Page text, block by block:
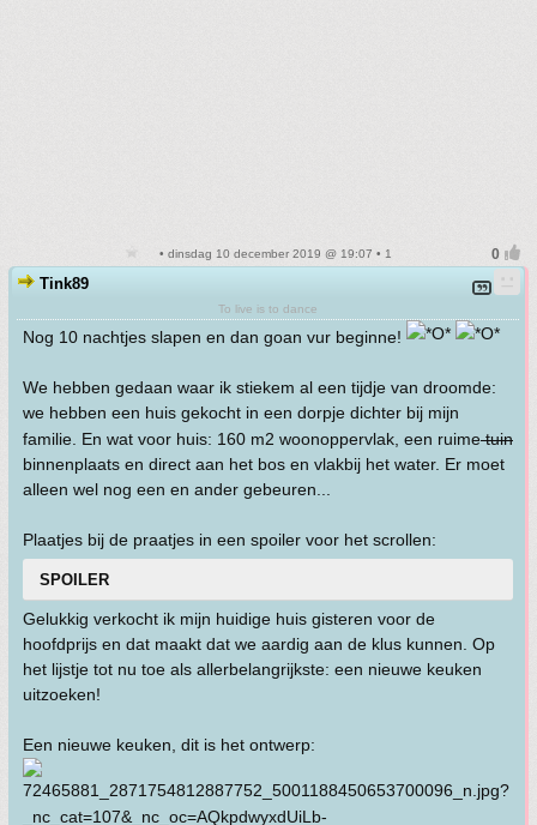
• dinsdag 10 december 2019 @ 19:07 • 1
Tink89
To live is to dance
Nog 10 nachtjes slapen en dan goan vur beginne!
We hebben gedaan waar ik stiekem al een tijdje van droomde:
we hebben een huis gekocht in een dorpje dichter bij mijn
familie. En wat voor huis: 160 m2 woonoppervlak, een ruimetuin
binnenplaats en direct aan het bos en vlakbij het water. Er moet
alleen wel nog een en ander gebeuren...
Plaatjes bij de praatjes in een spoiler voor het scrollen:
SPOILER
Gelukkig verkocht ik mijn huidige huis gisteren voor de
hoofdprijs en dat maakt dat we aardig aan de klus kunnen. Op
het lijstje tot nu toe als allerbelangrijkste: een nieuwe keuken
uitzoeken!
Een nieuwe keuken, dit is het ontwerp: